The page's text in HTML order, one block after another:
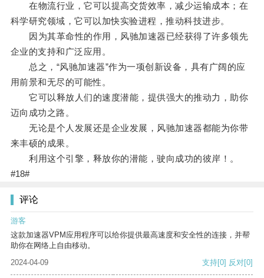
在物流行业，它可以提高交货效率，减少运输成本；在
科学研究领域，它可以加快实验进程，推动科技进步。
因为其革命性的作用，风驰加速器已经获得了许多领先
企业的支持和广泛应用。
总之，“风驰加速器”作为一项创新设备，具有广阔的应
用前景和无尽的可能性。
它可以释放人们的速度潜能，提供强大的推动力，助你
迈向成功之路。
无论是个人发展还是企业发展，风驰加速器都能为你带
来丰硕的成果。
利用这个引擎，释放你的潜能，驶向成功的彼岸！。
#18#
评论
游客
这款加速器VPM应用程序可以给你提供最高速度和安全性的连接，并帮
助你在网络上自由移动。
2024-04-09
支持[0] 反对[0]